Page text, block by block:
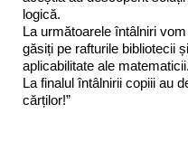
logică.
La următoarele întâlniri
găsiți pe rafturile bibliotecii
aplicabilitate ale matematicii.
La finalul întâlnirii copiii au
cărților!”